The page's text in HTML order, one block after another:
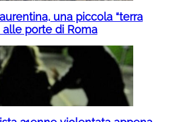
una piccola “terra
alle porte di Roma